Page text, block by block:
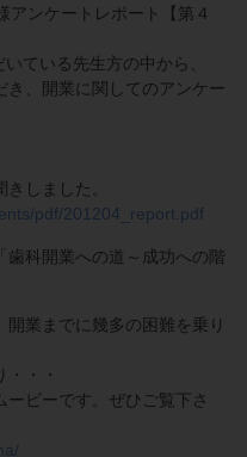
ンケートレポート【第４
ている先生方の中から、
き、開業に関してのアンケー
しました。
pdf/201204_report.pdf
科開業への道～成功への階
開業までに幾多の困難を乗り
・・
ビーです。ぜひご覧下さ